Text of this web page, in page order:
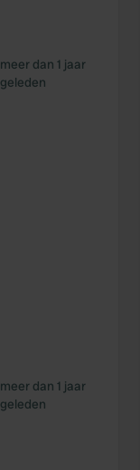
meer dan 1 jaar
geleden
meer dan 1 jaar
geleden